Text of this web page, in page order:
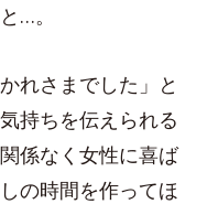
…。
れさまでした」と
持ちを伝えられる
係なく女性に喜ば
の時間を作ってほ